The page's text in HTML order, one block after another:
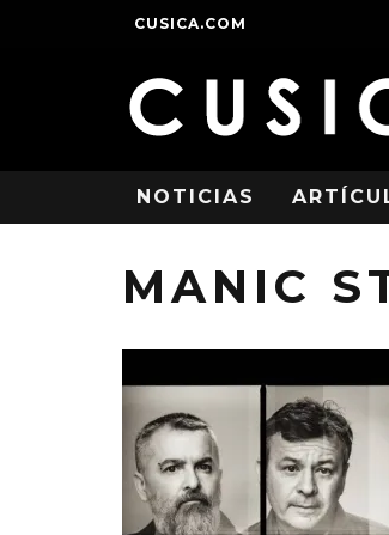
CUSICA.COM
NOTICIAS
MANIC